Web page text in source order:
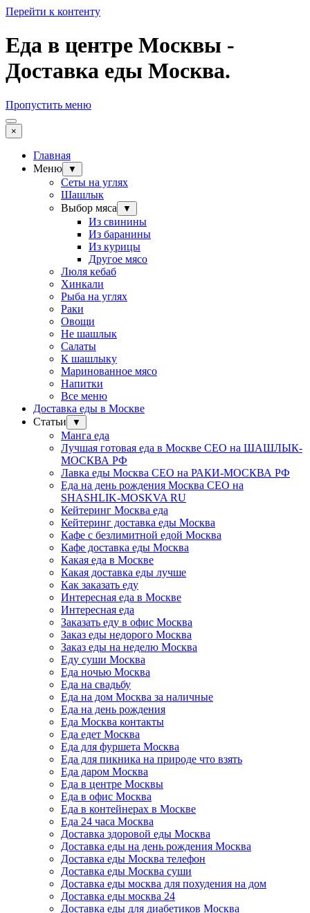
Перейти к контенту
Еда в центре Москвы -
Доставка еды Москва.
Пропустить меню
×
Главная
Меню
▼
Сеты на углях
Шашлык
Выбор мяса
▼
Из свинины
Из баранины
Из курицы
Другое мясо
Люля кебаб
Хинкали
Рыба на углях
Раки
Овощи
Не шашлык
Салаты
К шашлыку
Маринованное мясо
Напитки
Все меню
Доставка еды в Москве
Статьи
▼
Манга еда
Лучшая готовая еда в Москве СЕО на ШАШЛЫК-
МОСКВА РФ
Лавка еды Москва СЕО на РАКИ-МОСКВА РФ
Еда на день рождения Москва СЕО на
SHASHLIK-MOSKVA RU
Кейтеринг Москва еда
Кейтеринг доставка еды Москва
Кафе с безлимитной едой Москва
Кафе доставка еды Москва
Какая еда в Москве
Какая доставка еды лучше
Как заказать еду
Интересная еда в Москве
Интересная еда
Заказать еду в офис Москва
Заказ еды недорого Москва
Заказ еды на неделю Москва
Еду суши Москва
Еда ночью Москва
Еда на свадьбу
Еда на дом Москва за наличные
Еда на день рождения
Еда Москва контакты
Еда едет Москва
Еда для фуршета Москва
Еда для пикника на природе что взять
Еда даром Москва
Еда в центре Москвы
Еда в офис Москва
Еда в контейнерах в Москве
Еда 24 часа Москва
Доставка здоровой еды Москва
Доставка еды на день рождения Москва
Доставка еды Москва телефон
Доставка еды Москва суши
Доставка еды москва для похудения на дом
Доставка еды москва 24
Доставка еды для диабетиков Москва